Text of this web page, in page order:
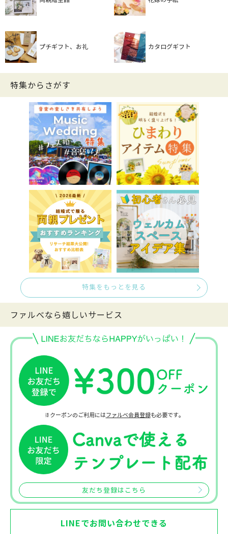
プチギフト、お礼 カタログギフト
特集からさがす
特集をもっとを見る
ファルべなら嬉しいサービス
※クーポンのご利用にはファルベ会員登録も必要です。
友だち登録はこちら
LINEでお問い合わせできる